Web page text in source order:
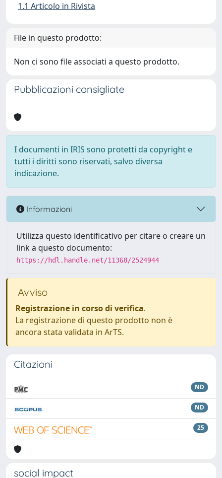
1.1 Articolo in Rivista
File in questo prodotto:
Non ci sono file associati a questo prodotto.
Pubblicazioni consigliate
I documenti in IRIS sono protetti da copyright e
tutti i diritti sono riservati, salvo diversa
indicazione.
Informazioni
Utilizza questo identificativo per citare o creare un
link a questo documento:
https://hdl.handle.net/11368/2524944
Avviso
Registrazione in corso di verifica.
La registrazione di questo prodotto non è
ancora stata validata in ArTS.
Citazioni
ND
ND
25
social impact